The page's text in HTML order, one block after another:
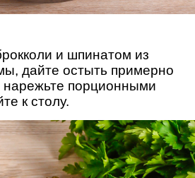
и шпинатом из
дайте остыть примерно
нарежьте порционными
к столу.